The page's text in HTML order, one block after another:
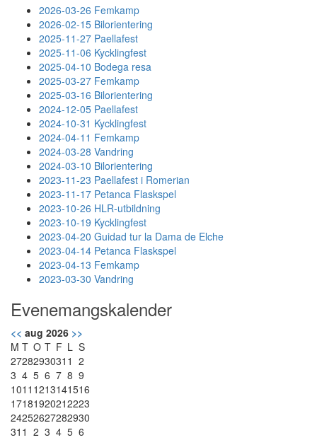
2026-03-26 Femkamp
2026-02-15 Bilorientering
2025-11-27 Paellafest
2025-11-06 Kycklingfest
2025-04-10 Bodega resa
2025-03-27 Femkamp
2025-03-16 Bilorientering
2024-12-05 Paellafest
2024-10-31 Kycklingfest
2024-04-11 Femkamp
2024-03-28 Vandring
2024-03-10 Bilorientering
2023-11-23 Paellafest i Romerian
2023-11-17 Petanca Flaskspel
2023-10-26 HLR-utbildning
2023-10-19 Kycklingfest
2023-04-20 Guidad tur la Dama de Elche
2023-04-14 Petanca Flaskspel
2023-04-13 Femkamp
2023-03-30 Vandring
Evenemangskalender
<< aug 2026 >>
M T O T F L S
2728293031 1 2
3 4 5 6 7 8 9
1011 1213141516
17181920212223
24252627282930
31 1 2 3 4 5 6